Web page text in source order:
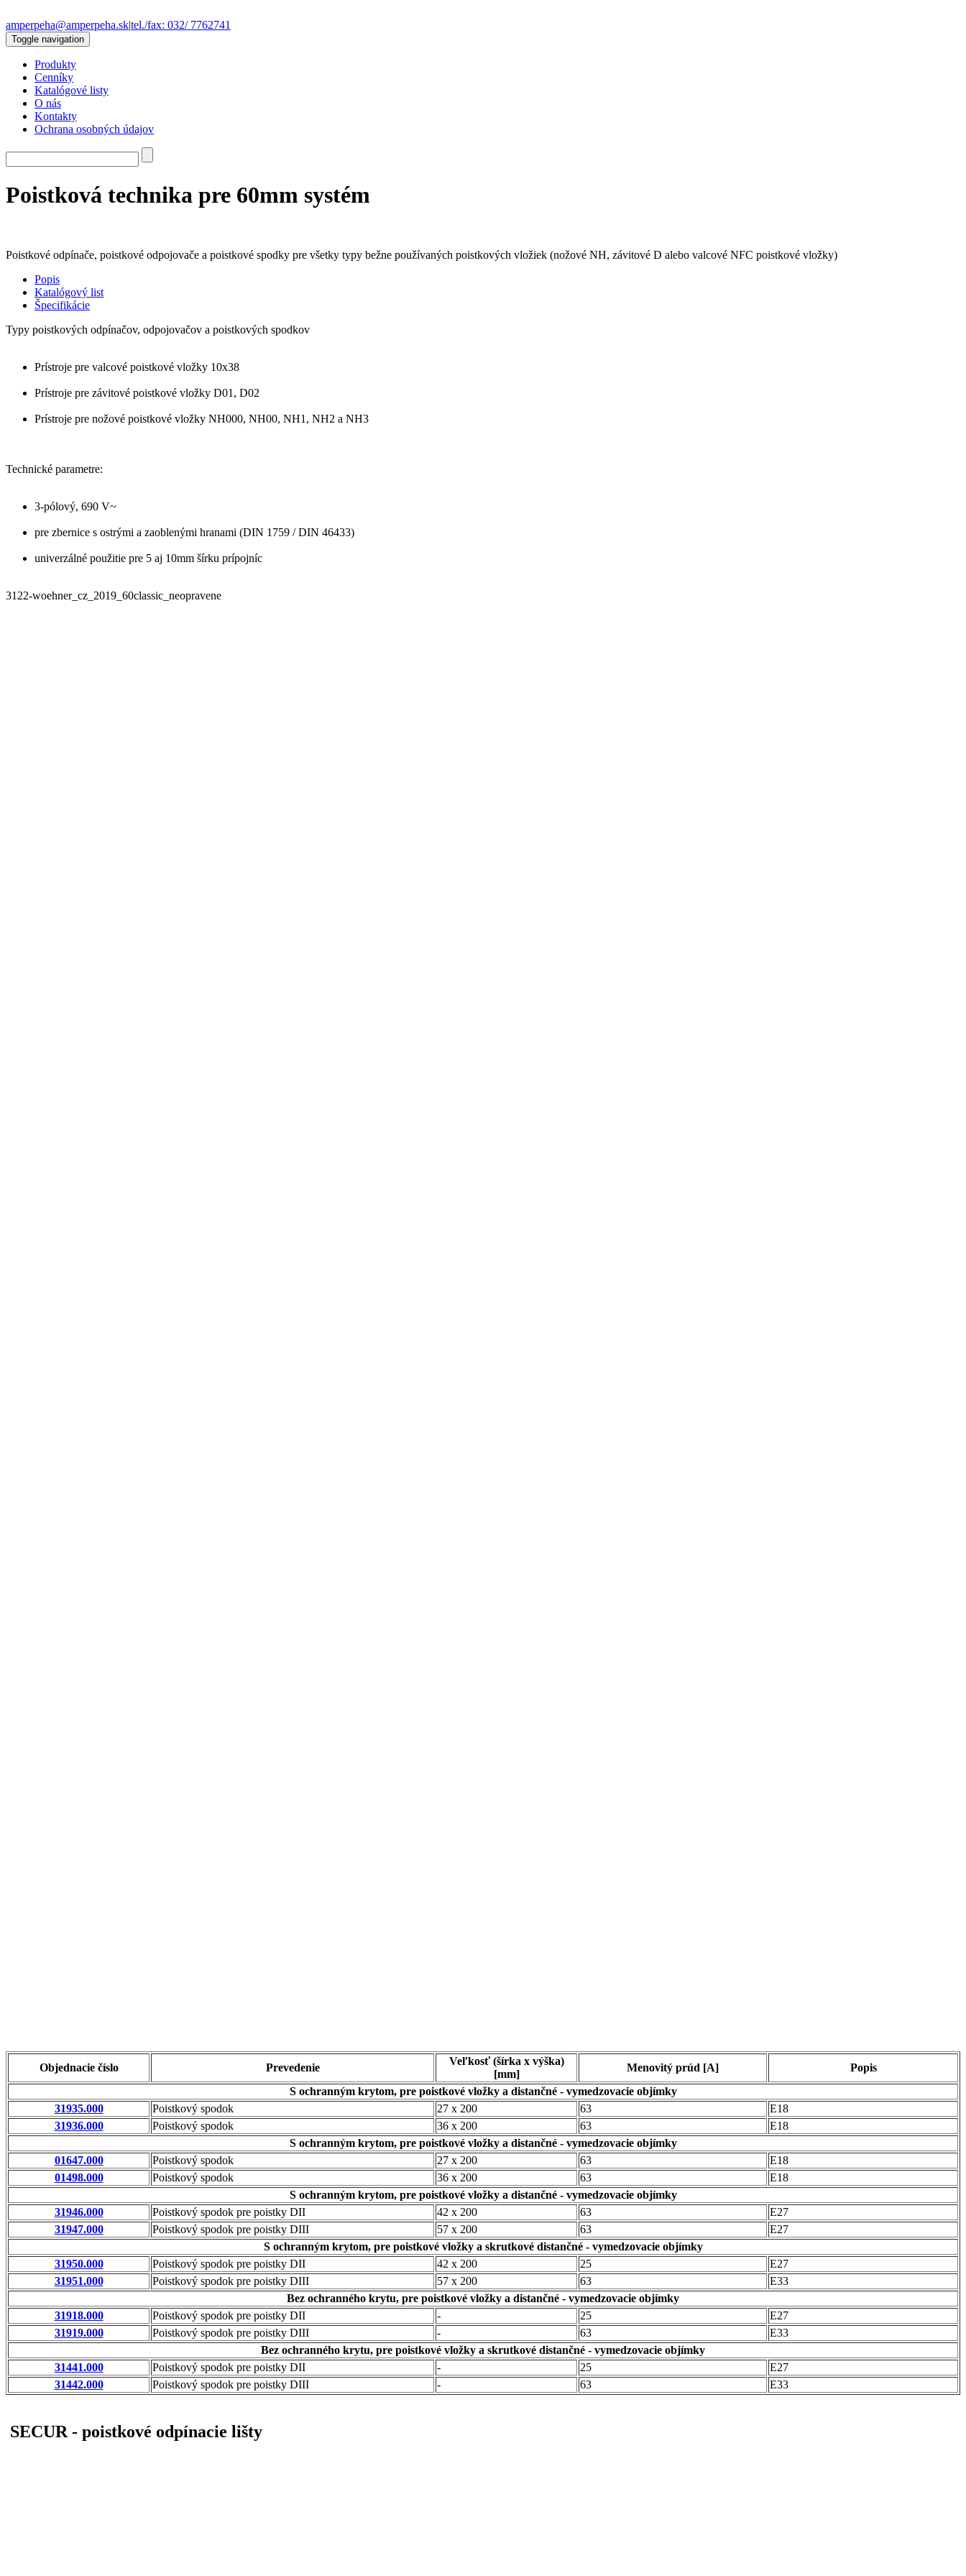
amperpeha@amperpeha.sk|tel./fax: 032/ 7762741
Toggle navigation
Produkty
Cenníky
Katalógové listy
O nás
Kontakty
Ochrana osobných údajov
Poistková technika pre 60mm systém
Poistkové odpínače, poistkové odpojovače a poistkové spodky pre všetky typy bežne používaných poistkových vložiek (nožové NH, závitové D alebo valcové NFC poistkové vložky)
Popis
Katalógový list
Špecifikácie
Typy poistkových odpínačov, odpojovačov a poistkových spodkov
Prístroje pre valcové poistkové vložky 10x38
Prístroje pre závitové poistkové vložky D01, D02
Prístroje pre nožové poistkové vložky NH000, NH00, NH1, NH2 a NH3
Technické parametre:
3-pólový, 690 V~
pre zbernice s ostrými a zaoblenými hranami (DIN 1759 / DIN 46433)
univerzálné použitie pre 5 aj 10mm šírku prípojníc
3122-woehner_cz_2019_60classic_neopravene
Objednacie číslo Prevedenie
Veľkosť (šírka x výška)
[mm]
Menovitý prúd [A]
Popis
S ochranným krytom, pre poistkové vložky a distančné - vymedzovacie objímky
31935.000
Poistkový spodok 27 x 200 63
E18
31936.000
Poistkový spodok 36 x 200 63
E18
S ochranným krytom, pre poistkové vložky a distančné - vymedzovacie objímky
01647.000
Poistkový spodok 27 x 200 63
E18
01498.000
Poistkový spodok 36 x 200 63
E18
S ochranným krytom, pre poistkové vložky a distančné - vymedzovacie objímky
31946.000
Poistkový spodok pre poistky DII 42 x 200 63
E27
31947.000
Poistkový spodok pre poistky DIII 57 x 200 63
E27
S ochranným krytom, pre poistkové vložky a skrutkové distančné - vymedzovacie objímky
31950.000
Poistkový spodok pre poistky DII 42 x 200 25
E27
31951.000
Poistkový spodok pre poistky DIII 57 x 200 63
E33
Bez ochranného krytu, pre poistkové vložky a distančné - vymedzovacie objímky
31918.000
Poistkový spodok pre poistky DII - 25
E27
31919.000
Poistkový spodok pre poistky DIII - 63
E33
Bez ochranného krytu, pre poistkové vložky a skrutkové distančné - vymedzovacie objímky
31441.000
Poistkový spodok pre poistky DII - 25
E27
31442.000
Poistkový spodok pre poistky DIII - 63 E33
SECUR - poistkové odpínacie lišty